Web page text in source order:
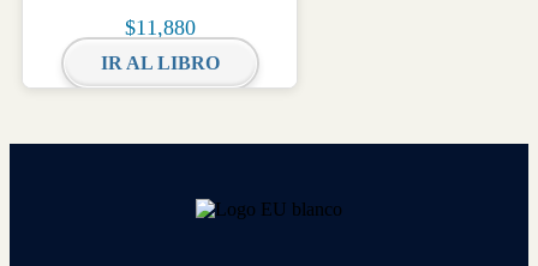
$11,880
IR AL LIBRO